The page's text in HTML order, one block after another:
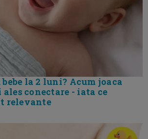
la 2 luni? Acum joaca
conectare - iata ce
relevante